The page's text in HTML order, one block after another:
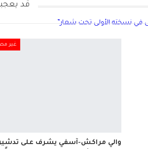
في نسخته الأولى تحت شعار”
قد
غير
والي مراكش-آسفي يشرف على